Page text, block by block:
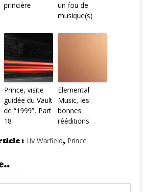
princière
un fou de
musique(s)
Prince, visite
guidée du Vault
de “1999”, Part
18
Elemental
Music, les
bonnes
rééditions
: Liv Warfield, Prince